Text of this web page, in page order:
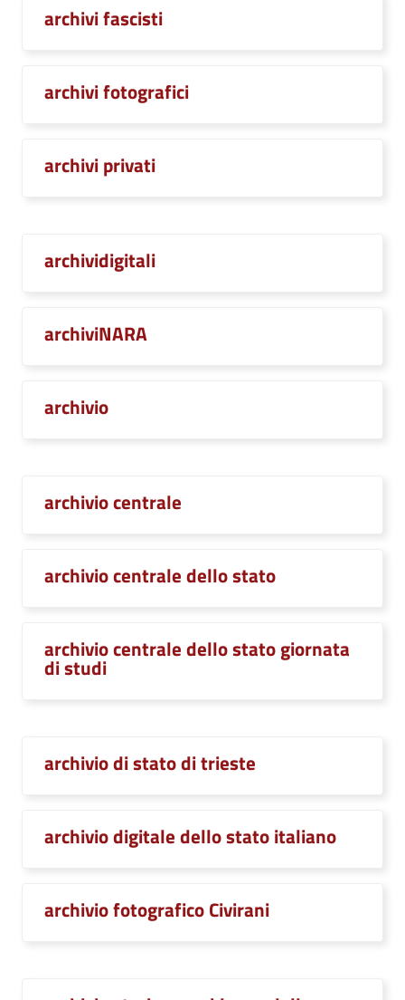
archivi fascisti
archivi fotografici
archivi privati
archividigitali
archiviNARA
archivio
archivio centrale
archivio centrale dello stato
archivio centrale dello stato giornata
di studi
archivio di stato di trieste
archivio digitale dello stato italiano
archivio fotografico Civirani